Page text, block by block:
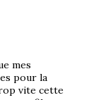
mes
pour la
vite cette